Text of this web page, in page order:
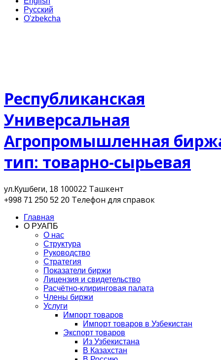
Русский
O'zbekcha
Республиканская
Универсальная
Агропромышленная
тип: товарно-сырьевая
ул.Кушбеги, 18 100022 Ташкент
+998 71 250 52 20 Телефон для cправок
Главная
О РУАПБ
О нас
Структура
Руководство
Стратегия
Показатели биржи
Лицензия и свидетельство
Расчётно-клиринговая палата
Члены биржи
Услуги
Импорт товаров
Импорт товаров в Узбекистан
Экспорт товаров
Из Узбекистана
В Казахстан